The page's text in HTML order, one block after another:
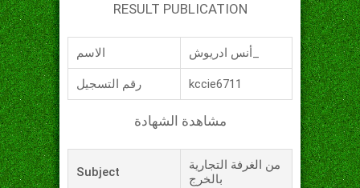
RESULT PUBLICATION
الاسم
رقم التسجيل kccie6711
مشاهدة الشهادة
Subject
من الغرفة التجارية
بالخرج